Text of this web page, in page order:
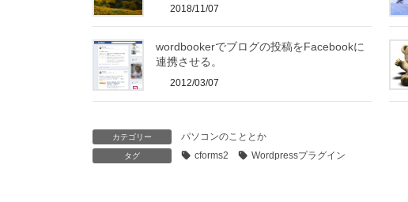
2018/11/07
wordbookerでブログの投稿をFacebookに
連携させる。
2012/03/07
カテゴリー パソコンのこととか
タグ cforms2 Wordpressプラグイン